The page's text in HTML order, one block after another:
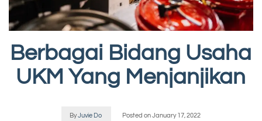
Berbagai Bidang Usaha
UKM Yang Menjanjikan
ByJuvie Do Posted onJanuary 17, 2022